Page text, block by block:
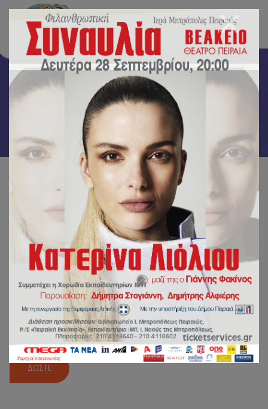
Πρoστατευμένο: Gallery
Αρχική / Πρoστατευμένο: Gallery
Αυτό το περιεχόμενο είναι προστατευμένο με συνθηματικό. Για
να το δείτε εισάγετε το συνθηματικό σας παρακάτω:
Συνθηματικό: